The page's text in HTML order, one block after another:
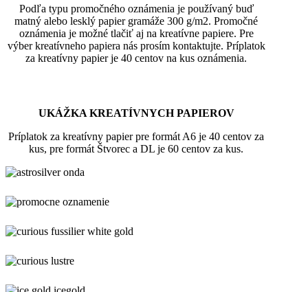
Podľa typu promočného oznámenia je používaný buď
matný alebo lesklý papier gramáže 300 g/m2. Promočné
oznámenia je možné tlačiť aj na kreatívne papiere. Pre
výber kreatívneho papiera nás prosím kontaktujte. Príplatok
za kreatívny papier je 40 centov na kus oznámenia.
UKÁŽKA KREATÍVNYCH PAPIEROV
Príplatok za kreatívny papier pre formát A6 je 40 centov za
kus, pre formát Štvorec a DL je 60 centov za kus.
onda
orion
fussilier
white
lustre